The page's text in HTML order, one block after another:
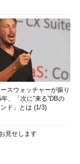
スウォッチャーが振り
、「次に“来る”DBの
ド」とは (1/3)
見せします